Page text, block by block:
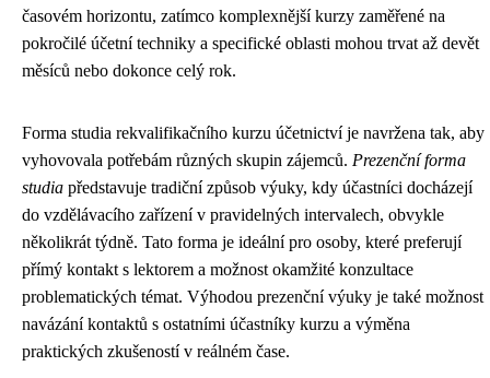
časovém horizontu, zatímco komplexnější kurzy zaměřené na
pokročilé účetní techniky a specifické oblasti mohou trvat až devět
měsíců nebo dokonce celý rok.
Forma studia rekvalifikačního kurzu účetnictví je navržena tak, aby
vyhovovala potřebám různých skupin zájemců. Prezenční forma
studia představuje tradiční způsob výuky, kdy účastníci docházejí
do vzdělávacího zařízení v pravidelných intervalech, obvykle
několikrát týdně. Tato forma je ideální pro osoby, které preferují
přímý kontakt s lektorem a možnost okamžité konzultace
problematických témat. Výhodou prezenční výuky je také možnost
navázání kontaktů s ostatními účastníky kurzu a výměna
praktických zkušeností v reálném čase.